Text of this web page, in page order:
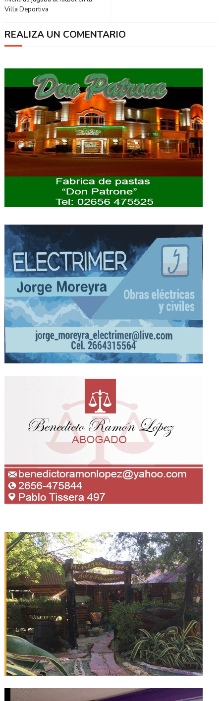
Villa Deportiva
REALIZA UN COMENTARIO